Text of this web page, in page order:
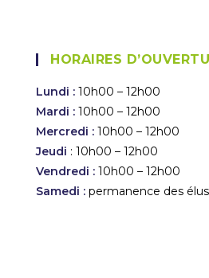
HORAIRES
Lundi : 10h00 – 12h00
Mardi : 10h00 – 12h00
Mercredi : 10h00 – 12h00
Jeudi : 10h00 – 12h00
Vendredi : 10h00 – 12h00
Samedi : permanence des